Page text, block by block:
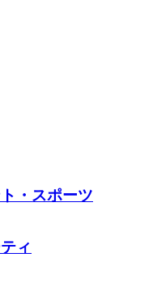
・スポーツ
ィ